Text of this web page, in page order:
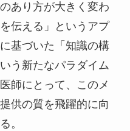
あり方が大きく変わ
伝える」というアプ
基づいた「知識の構
う新たなパラダイム
師にとって、このメ
供の質を飛躍的に向
。